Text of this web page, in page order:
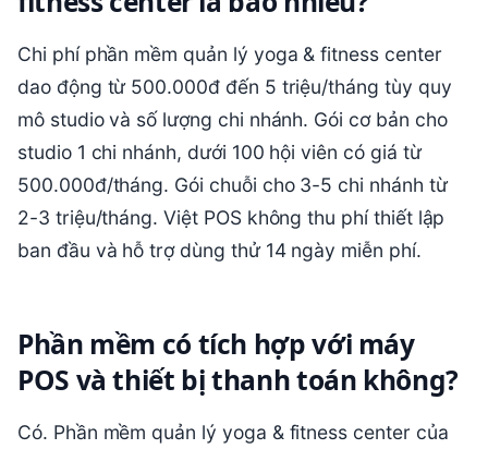
Chi phí phần mềm quản lý yoga & fitness center
dao động từ 500.000đ đến 5 triệu/tháng tùy quy
mô studio và số lượng chi nhánh. Gói cơ bản cho
studio 1 chi nhánh, dưới 100 hội viên có giá từ
500.000đ/tháng. Gói chuỗi cho 3-5 chi nhánh từ
2-3 triệu/tháng. Việt POS không thu phí thiết lập
ban đầu và hỗ trợ dùng thử 14 ngày miễn phí.
Phần mềm có tích hợp với máy
POS và thiết bị thanh toán không?
Có. Phần mềm quản lý yoga & fitness center của